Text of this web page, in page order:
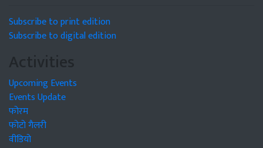
Subscribe to print edition
Subscribe to digital edition
Activities
Upcoming Events
Events Update
फोरम
फोटो गैलरी
वीडियो